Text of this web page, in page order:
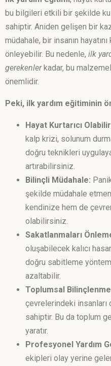
bu bilgileri etkili bir şekilde
sahiptir. Aniden gelişen bir
müdahale, bir insanın
önleyebilir. Bu nedenle, ilk
gerekenlerkadar, bu
önemlidir.
Peki, ilk yardım eğitiminin
Hayat Kurtarıcı
kalp krizi, solunum
doğru teknikleri
artırabilirsiniz.
Bilinçli Müdahale:
şekilde müdahale
kendinize hem de
olabilirsiniz.
Sakatlanmaları
oluşabilecek kalıcı
doğru sabitleme
azaltabilir.
Toplumsal
çevrelerindeki
sahiptir. Bu da toplum
yaratır.
Profesyonel Yardım
ekipleri olay yerine